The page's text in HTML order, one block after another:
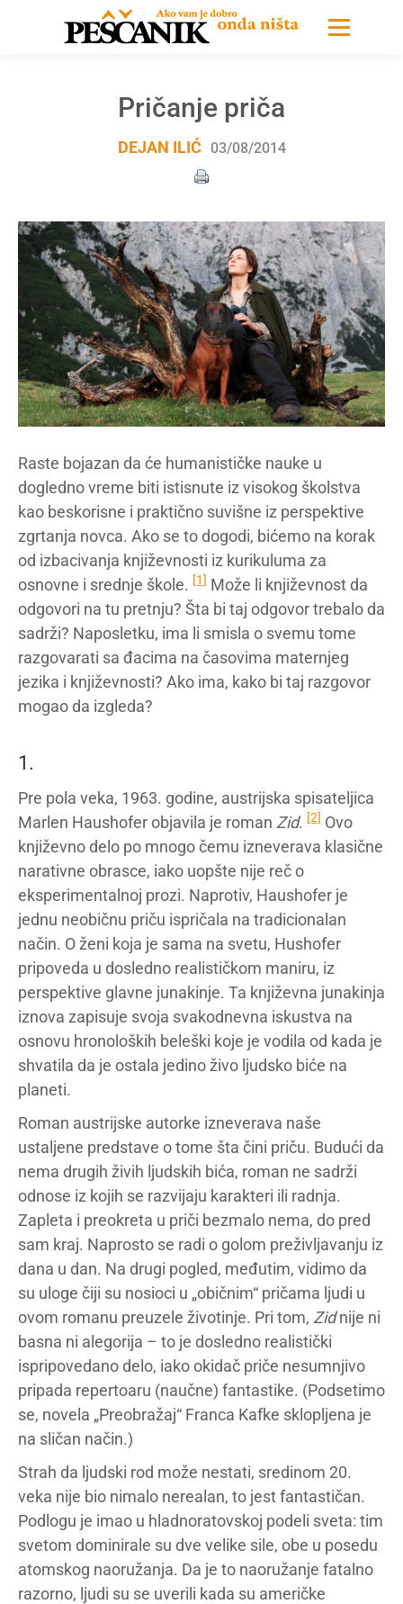
Pričanje priča
DEJAN ILIĆ 03/08/2014
Raste bojazan da će humanističke nauke u
dogledno vreme biti istisnute iz visokog školstva
kao beskorisne i praktično suvišne iz perspektive
zgrtanja novca. Ako se to dogodi, bićemo na korak
od izbacivanja književnosti iz kurikuluma za
osnovne i srednje škole. [1] Može li književnost da
odgovori na tu pretnju? Šta bi taj odgovor trebalo da
sadrži? Naposletku, ima li smisla o svemu tome
razgovarati sa đacima na časovima maternjeg
jezika i književnosti? Ako ima, kako bi taj razgovor
mogao da izgleda?
1.
Pre pola veka, 1963. godine, austrijska spisateljica
Marlen Haushofer objavila je roman Zid. [2] Ovo
književno delo po mnogo čemu izneverava klasične
narativne obrasce, iako uopšte nije reč o
eksperimentalnoj prozi. Naprotiv, Haushofer je
jednu neobičnu priču ispričala na tradicionalan
način. O ženi koja je sama na svetu, Hushofer
pripoveda u dosledno realističkom maniru, iz
perspektive glavne junakinje. Ta književna junakinja
iznova zapisuje svoja svakodnevna iskustva na
osnovu hronoloških beleški koje je vodila od kada je
shvatila da je ostala jedino živo ljudsko biće na
planeti.
Roman austrijske autorke izneverava naše
ustaljene predstave o tome šta čini priču. Budući da
nema drugih živih ljudskih bića, roman ne sadrži
odnose iz kojih se razvijaju karakteri ili radnja.
Zapleta i preokreta u priči bezmalo nema, do pred
sam kraj. Naprosto se radi o golom preživljavanju iz
dana u dan. Na drugi pogled, međutim, vidimo da
su uloge čiji su nosioci u „običnim“ pričama ljudi u
ovom romanu preuzele životinje. Pri tom, Zidnije ni
basna ni alegorija – to je dosledno realistički
ispripovedano delo, iako okidač priče nesumnjivo
pripada repertoaru (naučne) fantastike. (Podsetimo
se, novela „Preobražaj“ Franca Kafke sklopljena je
na sličan način.)
Strah da ljudski rod može nestati, sredinom 20.
veka nije bio nimalo nerealan, to jest fantastičan.
Podlogu je imao u hladnoratovskoj podeli sveta: tim
svetom dominirale su dve velike sile, obe u posedu
atomskog naoružanja. Da je to naoružanje fatalno
razorno, ljudi su se uverili kada su američke